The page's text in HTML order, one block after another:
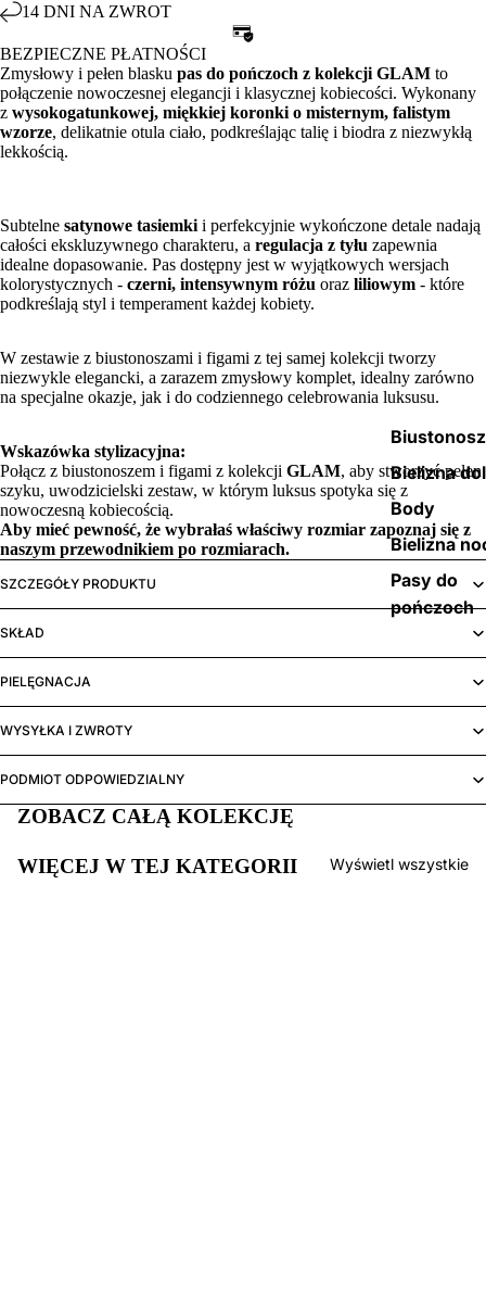
Bielizna
Body
Bielizna
Pasy do
pończoch
14 DNI NA ZWROT
BEZPIECZNE PŁATNOŚCI
Zmysłowy i pełen blasku pas do pończoch z kolekcji GLAM to
połączenie nowoczesnej elegancji i klasycznej kobiecości. Wykonany
z wysokogatunkowej, miękkiej koronki o misternym, falistym
wzorze, delikatnie otula ciało, podkreślając talię i biodra z niezwykłą
lekkością.
Subtelne satynowe tasiemki i perfekcyjnie wykończone detale nadają
całości ekskluzywnego charakteru, a regulacja z tyłu zapewnia
idealne dopasowanie. Pas dostępny jest w wyjątkowych wersjach
kolorystycznych - czerni, intensywnym różu oraz liliowym - które
podkreślają styl i temperament każdej kobiety.
W zestawie z biustonoszami i figami z tej samej kolekcji tworzy
niezwykle elegancki, a zarazem zmysłowy komplet, idealny zarówno
na specjalne okazje, jak i do codziennego celebrowania luksusu.
Wskazówka stylizacyjna:
Połącz z biustonoszem i figami z kolekcji GLAM, aby stworzyć pełen
szyku, uwodzicielski zestaw, w którym luksus spotyka się z
nowoczesną kobiecością.
Aby mieć pewność, że wybrałaś właściwy rozmiar zapoznaj się z
naszym przewodnikiem po rozmiarach.
SZCZEGÓŁY PRODUKTU
SKŁAD
PIELĘGNACJA
WYSYŁKA I ZWROTY
PODMIOT ODPOWIEDZIALNY
ZOBACZ CAŁĄ KOLEKCJĘ
WIĘCEJ W TEJ KATEGORII Wyświetl wszystkie